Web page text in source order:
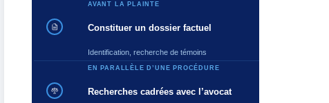
AVANT LA PLAINTE
Constituer un dossier factuel
Identification, recherche de témoins
EN PARALLÈLE D’UNE PROCÉDURE
Recherches cadrées avec l’avocat